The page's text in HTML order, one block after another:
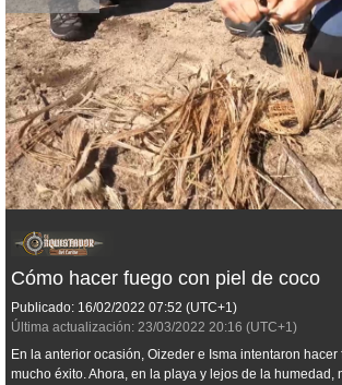
Cómo hacer fuego con piel de coco
Publicado: 16/02/2022 07:52 (UTC+1)
Última actualización: 23/03/2022 20:16 (UTC+1)
En la anterior ocasión, Oizeder e Isma intentaron
mucho éxito. Ahora, en la playa y lejos de la humedad,